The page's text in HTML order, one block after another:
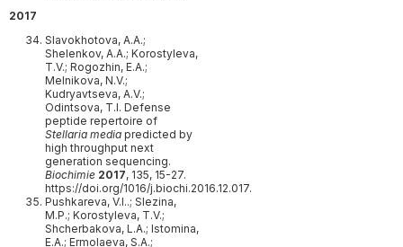
2017
Slavokhotova, A.A.;
Shelenkov, A.A.; Korostyleva,
T.V.; Rogozhin, E.A.;
Melnikova, N.V.;
Kudryavtseva, A.V.;
Odintsova, T.I. Defense
peptide repertoire of
Stellaria media predicted by
high throughput next
generation sequencing.
Biochimie 2017, 135, 15-27.
https://doi.org/1016/j.biochi.2016.12.017.
Pushkareva, V.I..; Slezina,
M.P.; Korostyleva, T.V.;
Shcherbakova, L.A.; Istomina,
E.A.; Ermolaeva, S.A.;